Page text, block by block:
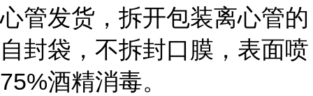
心管发货，拆开包装离心管的
自封袋，不拆封口膜，表面喷
75%酒精消毒。